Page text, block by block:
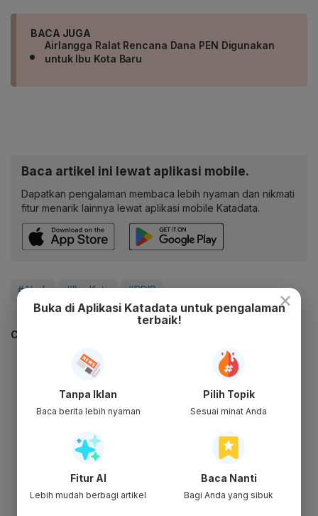
BACA JUGA
Airlangga Ralat Rencana Dana PEN Digunakan
untuk Ibu Kota Baru
Baca artikel ini lewat aplikasi mobile.
Dapatkan pengalaman membaca lebih nyaman dan nikmati
fitur menarik lainnya lewat aplikasi mobile Katadata.
#Ahok #Ibu Kota #PDIP
CEK JUGA DATA INI
×
Buka di Aplikasi Katadata untuk pengalaman
terbaik!
Tanpa Iklan
Baca berita lebih nyaman
Pilih Topik
Sesuai minat Anda
Fitur AI
Lebih mudah berbagi artikel
Baca Nanti
Bagi Anda yang sibuk